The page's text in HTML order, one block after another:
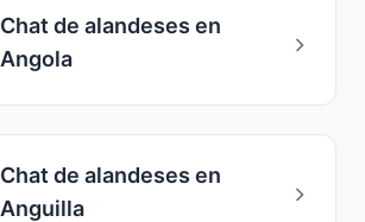
Chat de alandeses en
Angola
Chat de alandeses en
Anguilla